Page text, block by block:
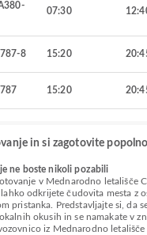
07:30
8 15:20
15:20
in si zagotovite
ne boste nikoli pozabili
v Mednarodno letališče
odkrijete čudovita mesta z
pristanka. Predstavljajte si, da
okusih in se namakate v
iz Mednarodno letališče